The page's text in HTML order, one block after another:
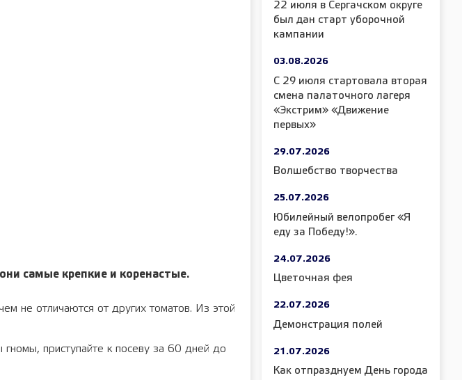
самые крепкие и коренастые.
не отличаются от других томатов. Из этой
приступайте к посеву за 60 дней до
22 июля в Сергачском округе
был дан старт уборочной
кампании
03.08.2026
С 29 июля стартовала вторая
смена палаточного лагеря
«Экстрим» «Движение
первых»
29.07.2026
Волшебство творчества
25.07.2026
Юбилейный велопробег «Я
еду за Победу!».
24.07.2026
Цветочная фея
22.07.2026
Демонстрация полей
21.07.2026
Как отпразднуем День города